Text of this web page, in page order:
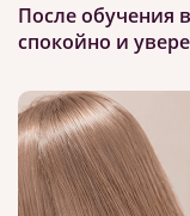
После обучения
спокойно и